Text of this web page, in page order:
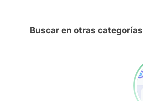
Buscar en otras categorías